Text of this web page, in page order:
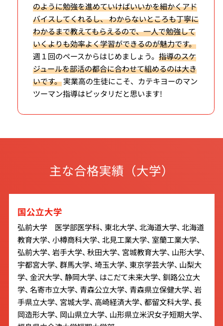
のように勉強を進めていけばいいかを細かくアド
バイスしてくれるし、 わからないところも丁寧に
わかるまで教えてもらえるので、一人で勉強して
いくよりも効率よく学習ができるのが魅力です。
週１回のペースからはじめましょう。指導のスケ
ジュールを部活の都合に合わせて組めるのは大き
いです。実業高の生徒にこそ、カテキヨーのマン
ツーマン指導はピッタリだと思います!
主な合格実績（大学）
国公立大学
弘前大学 医学部医学科、 東北大学、 北海道大学、 北海道
教育大学、 小樽商科大学、 北見工業大学、 室蘭工業大学、
弘前大学、 岩手大学、 秋田大学、 宮城教育大学、 山形大学、
宇都宮大学、 群馬大学、 埼玉大学、 東京学芸大学、 山梨大
学、 金沢大学、 静岡大学、 はこだて未来大学、 釧路公立大
学、 名寄市立大学、 青森公立大学、 青森県立保健大学、 岩
手県立大学、 宮城大学、 高崎経済大学、 都留文科大学、 長
岡造形大学、 岡山県立大学、 山形県立米沢女子短期大学、